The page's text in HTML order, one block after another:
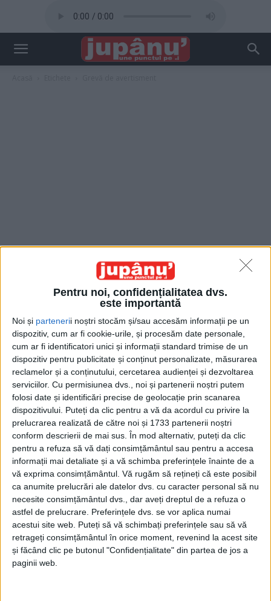
Pentru noi, confidențialitatea dvs.
este importantă
Noi și partenerii noștri stocăm și/sau accesăm informații pe un
dispozitiv, cum ar fi cookie-urile, și procesăm date personale,
cum ar fi identificatori unici și informații standard trimise de un
dispozitiv pentru publicitate și conținut personalizate, măsurarea
reclamelor și a conținutului, cercetarea audienței și dezvoltarea
serviciilor. Cu permisiunea dvs., noi și partenerii noștri putem
folosi date și identificări precise de geolocație prin scanarea
dispozitivului. Puteți da clic pentru a vă da acordul cu privire la
prelucrarea realizată de către noi și 1733 partenerii noștri
conform descrierii de mai sus. În mod alternativ, puteți da clic
pentru a refuza să vă dați consimțământul sau pentru a accesa
informații mai detaliate și a vă schimba preferințele înainte de a
vă exprima consimțământul. Vă rugăm să rețineți că este posibil
ca anumite prelucrări ale datelor dvs. cu caracter personal să nu
necesite consimțământul dvs., dar aveți dreptul de a refuza o
astfel de prelucrare. Preferințele dvs. se vor aplica numai
acestui site web. Puteți să vă schimbați preferințele sau să vă
retrageți consimțământul în orice moment, revenind la acest site
și făcând clic pe butonul "Confidențialitate" din partea de jos a
paginii web.
Etichetă: grevă de avertisment
Și-așa sîntem puțini
Jupanu - 19 februarie 2026